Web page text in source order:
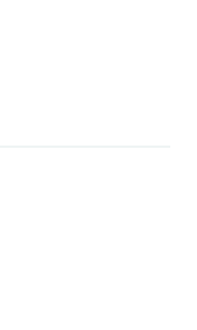
faut pas qu’on se
qui parle.
couple. »
en pyjama, dans
se confie sur
joyeusement
! C’est chic,